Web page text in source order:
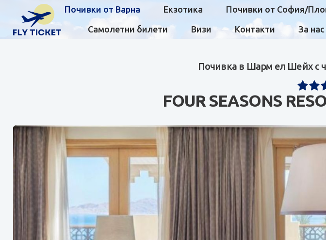
Почивки от Варна Екзотика Почивки от София/
Самолетни билети Визи Контакти За нас
Почивка в Шарм ел Шейх с
FOUR SEASONS